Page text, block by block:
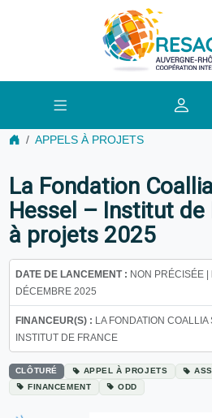
APPELS À PROJETS
La Fondation
Hessel – Institut de
à projets 2025
DATE DE LANCEMENT : NON PRÉCISÉE |
DÉCEMBRE 2025
FINANCEUR(S) : LA FONDATION
INSTITUT DE FRANCE
CLÔTURÉ APPEL À PROJETS
FINANCEMENT
ODD